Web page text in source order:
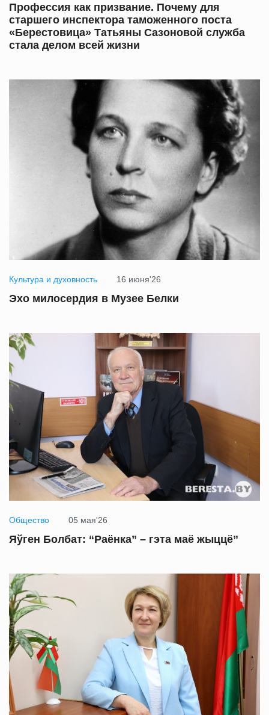
Профессия как призвание. Почему для
старшего инспектора таможенного поста
«Берестовица» Татьяны Сазоновой служба
стала делом всей жизни
Культура и духовность 16 июня'26
Эхо милосердия в Музее Белки
Общество 05 мая'26
Яўген Болбат: “Раёнка” – гэта маё жыццё”